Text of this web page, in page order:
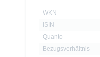
WKN
ISIN
Quanto
Bezugsverhältnis